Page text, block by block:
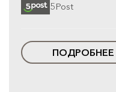
5Post
ПОДРОБНЕЕ